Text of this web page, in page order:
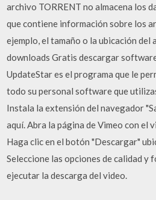
archivo TORRENT no almacena los
que contiene información sobre los
ejemplo, el tamaño o la ubicación
downloads Gratis descargar
UpdateStar es el programa que le
todo su personal software que
Instala la extensión del navegador
aquí. Abra la página de Vimeo con el
Haga clic en el botón "Descargar"
Seleccione las opciones de calidad y
ejecutar la descarga del video.